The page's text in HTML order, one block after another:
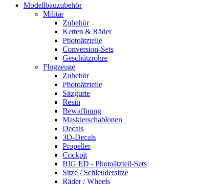
Modellbauzubehör
Militär
Zubehör
Ketten & Räder
Photoätzteile
Conversion-Sets
Geschützrohre
Flugzeuge
Zubehör
Photoätzteile
Sitzgurte
Resin
Bewaffnung
Maskierschablonen
Decals
3D-Decals
Propeller
Cockpit
BIG ED - Photoätzteil-Sets
Sitze / Schleudersitze
Räder / Wheels